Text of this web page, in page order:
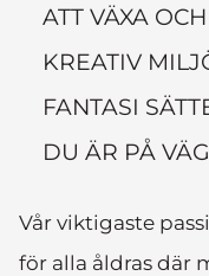
ATT VÄXA
KREATIV
FANTASI
DU ÄR PÅ
Vår viktigaste
för alla åldras där